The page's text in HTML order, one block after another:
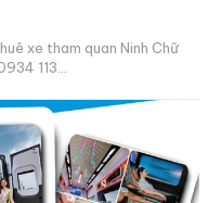
xe tham quan Ninh Chữ
113...